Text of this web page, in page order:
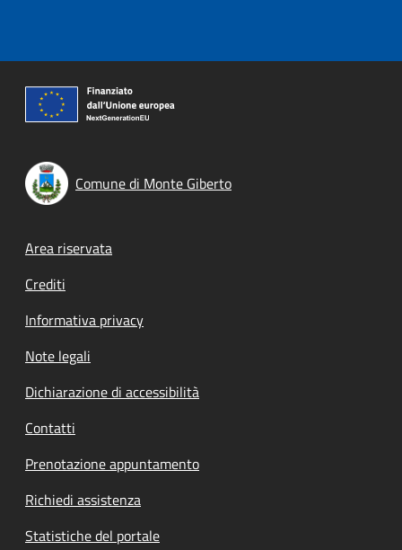
Comune di Monte Giberto
Footer menu
Area riservata
Crediti
Informativa privacy
Note legali
Dichiarazione di accessibilità
Contatti
Prenotazione appuntamento
Richiedi assistenza
Statistiche del portale